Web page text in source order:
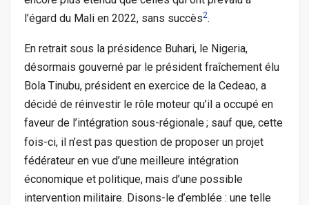
l’égard du Mali en 2022, sans succès2.
En retrait sous la présidence Buhari, le Nigeria,
désormais gouverné par le président fraîchement élu
Bola Tinubu, président en exercice de la Cedeao, a
décidé de réinvestir le rôle moteur qu’il a occupé en
faveur de l’intégration sous-régionale; sauf que, cette
fois-ci, il n’est pas question de proposer un projet
fédérateur en vue d’une meilleure intégration
économique et politique, mais d’une possible
intervention militaire. Disons-le d’emblée : une telle